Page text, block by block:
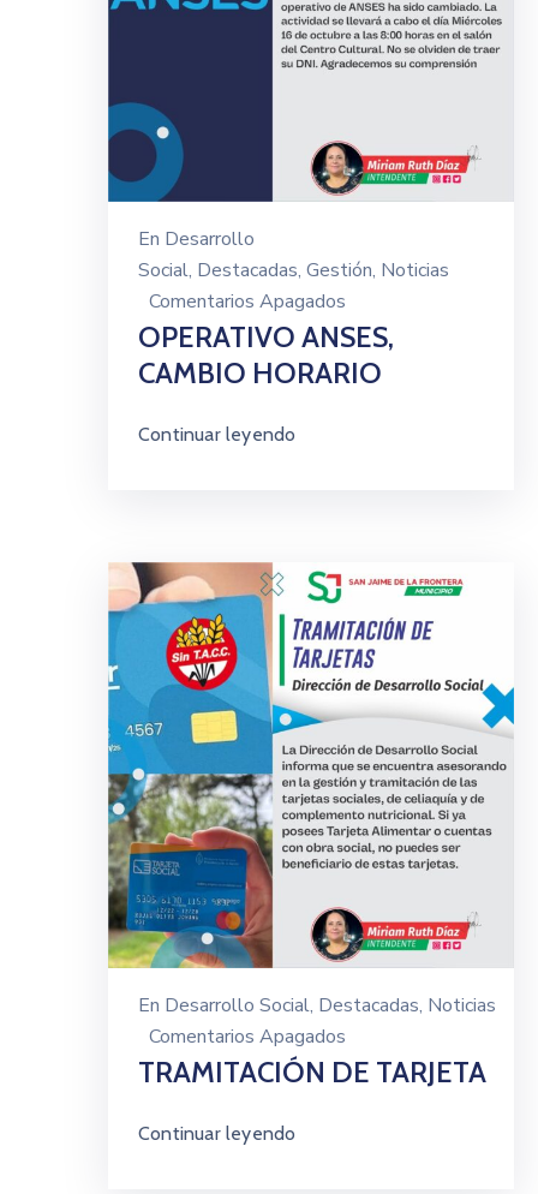
En Desarrollo
Social‚ Destacadas‚ Gestión‚ Noticias
Comentarios Apagados
OPERATIVO ANSES,
CAMBIO HORARIO
Continuar leyendo
En Desarrollo Social‚ Destacadas‚ Noticias
Comentarios Apagados
TRAMITACIÓN DE TARJETA
Continuar leyendo